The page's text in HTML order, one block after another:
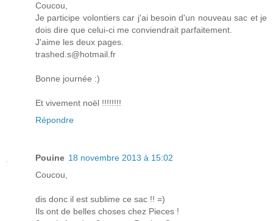
Coucou,
Je participe volontiers car j'ai besoin d'un nouveau sac et je
dois dire que celui-ci me conviendrait parfaitement.
J'aime les deux pages.
trashed.s@hotmail.fr
Bonne journée :)
Et vivement noël !!!!!!!!
Répondre
Pouine 18 novembre 2013 à 15:02
Coucou,
dis donc il est sublime ce sac !! =)
Ils ont de belles choses chez Pieces !